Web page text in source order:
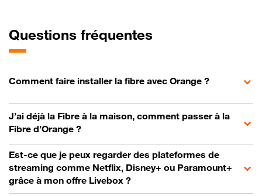
Questions fréquentes
Comment faire installer la fibre avec Orange ?
J’ai déjà la Fibre à la maison, comment passer à la
Fibre d’Orange ?
Est-ce que je peux regarder des plateformes de
streaming comme Netflix, Disney+ ou Paramount+
grâce à mon offre Livebox ?